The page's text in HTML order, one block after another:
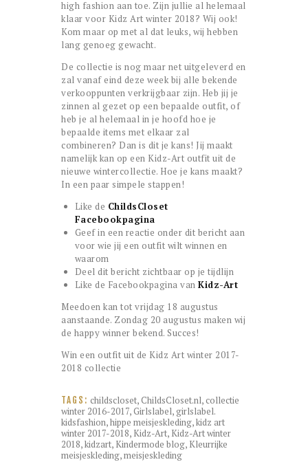
high fashion aan toe. Zijn jullie al helemaal
klaar voor Kidz Art winter 2018? Wij ook!
Kom maar op met al dat leuks, wij hebben
lang genoeg gewacht.
De collectie is nog maar net uitgeleverd en
zal vanaf eind deze week bij alle bekende
verkooppunten verkrijgbaar zijn. Heb jij je
zinnen al gezet op een bepaalde outfit, of
heb je al helemaal in je hoofd hoe je
bepaalde items met elkaar zal
combineren? Dan is dit je kans! Jij maakt
namelijk kan op een Kidz-Art outfit uit de
nieuwe wintercollectie. Hoe je kans maakt?
In een paar simpele stappen!
Like de ChildsCloset
Facebookpagina
Geef in een reactie onder dit bericht aan
voor wie jij een outfit wilt winnen en
waarom
Deel dit bericht zichtbaar op je tijdlijn
Like de Facebookpagina van Kidz-Art
Meedoen kan tot vrijdag 18 augustus
aanstaande. Zondag 20 augustus maken wij
de happy winner bekend. Succes!
Win een outfit uit de Kidz Art winter 2017-
2018 collectie
TAGS: childscloset,ChildsCloset.nl,collectie
winter 2016-2017,Girlslabel,girlslabel.
kidsfashion,hippe meisjeskleding,kidz art
winter 2017-2018, Kidz-Art, Kidz-Art winter
2018,kidzart, Kindermode blog, Kleurrijke
meisjeskleding,meisjeskleding